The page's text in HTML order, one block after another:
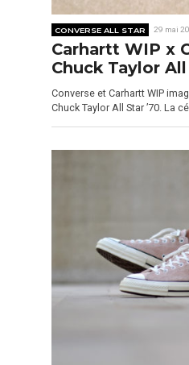
CONVERSE ALL STAR 29 mai
Carhartt WIP x
Chuck Taylor All
Converse et Carhartt WIP
Chuck Taylor All Star ’70. La